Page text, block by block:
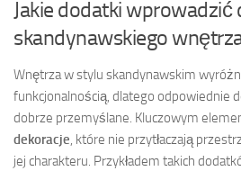
Jakie dodatki wprowadzić
skandynawskiego
Wnętrza w stylu skandynawskim
funkcjonalnością, dlatego odpowiednie
dobrze przemyślane. Kluczowym
dekoracje, które nie przytłaczają
jej charakteru. Przykładem takich